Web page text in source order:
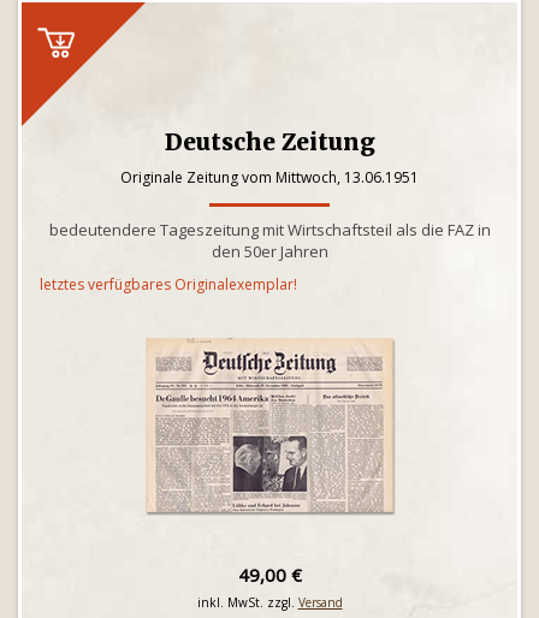
Deutsche Zeitung
Originale Zeitung vom Mittwoch, 13.06.1951
bedeutendere Tageszeitung mit Wirtschaftsteil als die FAZ in
den 50er Jahren
letztes verfügbares Originalexemplar!
49,00 €
inkl. MwSt. zzgl. Versand